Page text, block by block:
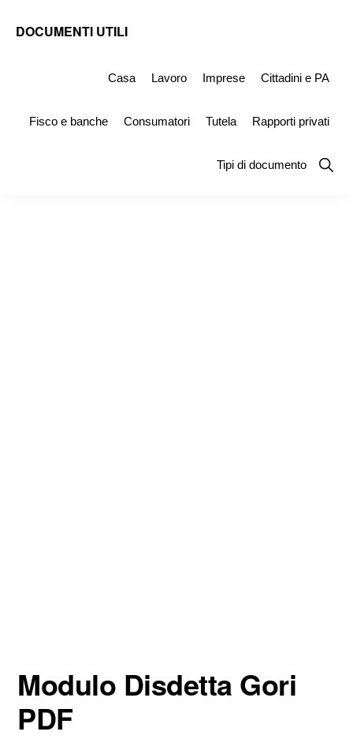
DOCUMENTI UTILI
Simile
Casa Lavoro Imprese Cittadini e PA
Fisco e banche Consumatori Tutela Rapporti privati
Tipi di documento
Show
Modulo Disdetta Gori
PDF